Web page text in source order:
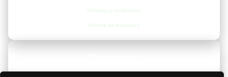
Términos y condiciones
Política de privacidad